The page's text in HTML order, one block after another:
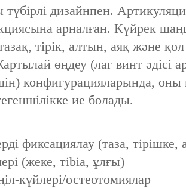
дизайнпен.
арналған. Күйрек
тірік, алтын, аяқ және
өңдеу (лаг винт
конфигурацияларында,
ие болады.
фиксациялау (таза, тірішке,
(жеке, тibia, ұлғы)
күйлері/остеотомиялар